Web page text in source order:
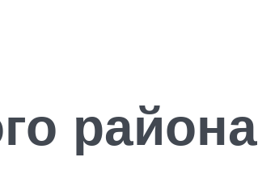
района